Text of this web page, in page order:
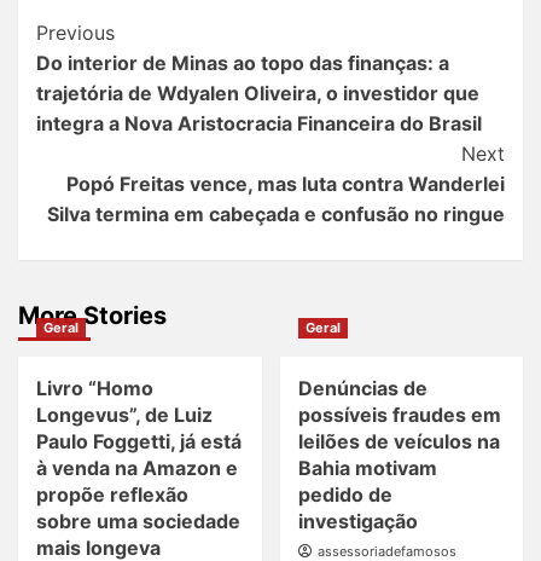
Post
Navigation
Previous
Do interior de Minas ao topo das finanças: a
trajetória de Wdyalen Oliveira, o investidor que
integra a Nova Aristocracia Financeira do Brasil
Next
Popó Freitas vence, mas luta contra Wanderlei
Silva termina em cabeçada e confusão no ringue
More Stories
Geral
Livro “Homo
Longevus”, de Luiz
Paulo Foggetti, já está
à venda na Amazon e
propõe reflexão
sobre uma sociedade
mais longeva
Geral
Denúncias de
possíveis fraudes em
leilões de veículos na
Bahia motivam
pedido de
investigação
assessoriadefamosos